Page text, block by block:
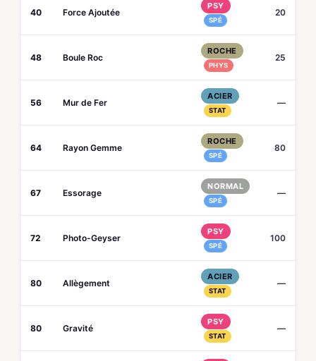
40 Force Ajoutée
PSY
SPÉ
20
48 Boule Roc
ROCHE
PHYS
25
56 Mur de Fer
ACIER
STAT
—
64 Rayon Gemme
ROCHE
SPÉ
80
67 Essorage
NORMAL
SPÉ
—
72 Photo-Geyser
PSY
SPÉ
100
80 Allègement
ACIER
STAT
—
80 Gravité
PSY
STAT
—